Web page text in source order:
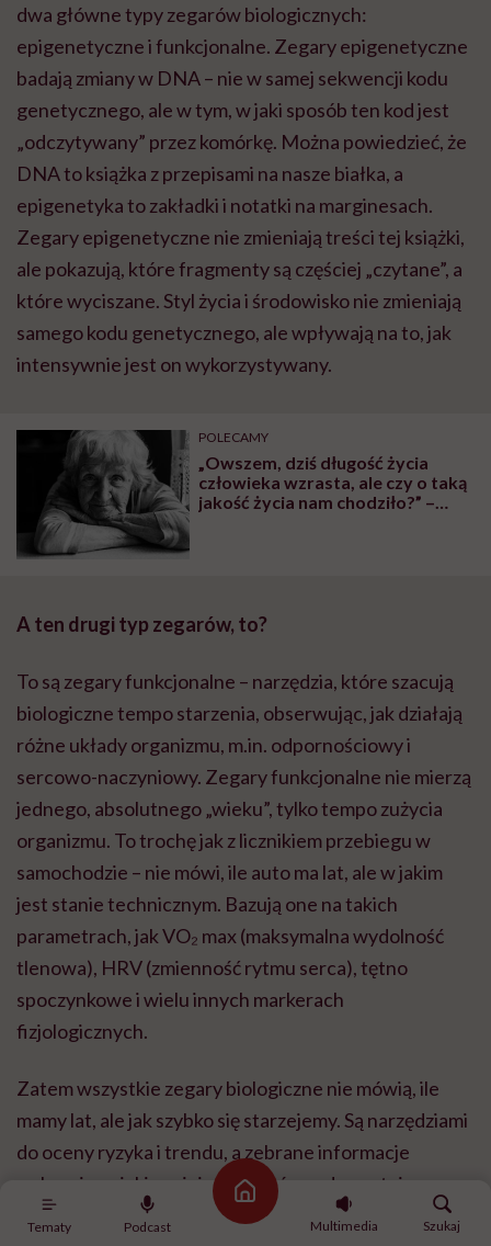
Tematy Podcast
Strona główna
Multimedia
Szukaj
dwa główne typy zegarów biologicznych:
epigenetyczne i funkcjonalne. Zegary epigenetyczne
badają zmiany w DNA – nie w samej sekwencji kodu
genetycznego, ale w tym, w jaki sposób ten kod jest
„odczytywany” przez komórkę. Można powiedzieć, że
DNA to książka z przepisami na nasze białka, a
epigenetyka to zakładki i notatki na marginesach.
Zegary epigenetyczne nie zmieniają treści tej książki,
ale pokazują, które fragmenty są częściej „czytane”, a
które wyciszane. Styl życia i środowisko nie zmieniają
samego kodu genetycznego, ale wpływają na to, jak
intensywnie jest on wykorzystywany.
POLECAMY
„Owszem, dziś długość życia
człowieka wzrasta, ale czy o taką
jakość życia nam chodziło?” –
A ten drugi typ zegarów, to?
To są zegary funkcjonalne – narzędzia, które szacują
biologiczne tempo starzenia, obserwując, jak działają
różne układy organizmu, m.in. odpornościowy i
sercowo-naczyniowy. Zegary funkcjonalne nie mierzą
jednego, absolutnego „wieku”, tylko tempo zużycia
organizmu. To trochę jak z licznikiem przebiegu w
samochodzie – nie mówi, ile auto ma lat, ale w jakim
jest stanie technicznym. Bazują one na takich
parametrach, jak VO₂ max (maksymalna wydolność
tlenowa), HRV (zmienność rytmu serca), tętno
spoczynkowe i wielu innych markerach
fizjologicznych.
Zatem wszystkie zegary biologiczne nie mówią, ile
mamy lat, ale jak szybko się starzejemy. Są narzędziami
do oceny ryzyka i trendu, a zebrane informacje
wskazują, w jakim miejscu jesteśmy zdrowotnie w
porównaniu do populacji. Na przykład mogą pokazać,